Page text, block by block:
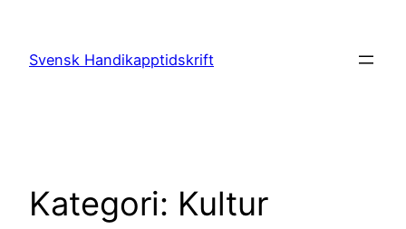
innehåll
Svensk Handikapptidskrift
Kategori: Kultur